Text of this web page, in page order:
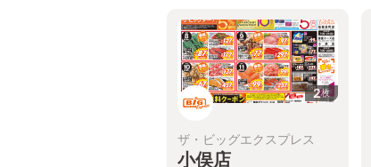
2枚
ザ・ビッグエクスプレス
小俣店